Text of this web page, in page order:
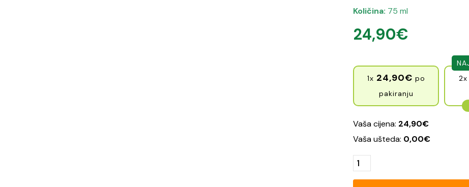
Količina: 75 ml
24,90€
1x 24,90€ po
pakiranju
2x
Vaša cijena: 24,90€
Vaša ušteda: 0,00€